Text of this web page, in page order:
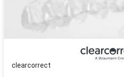
clearcorrect